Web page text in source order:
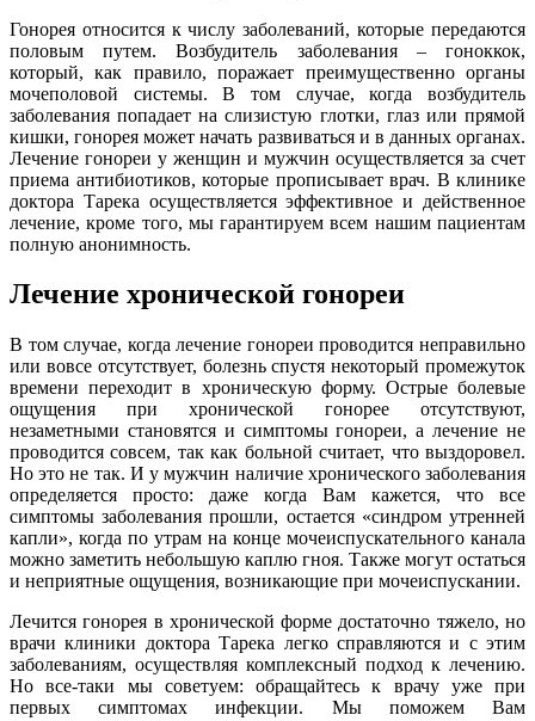
Гонорея относится к числу заболеваний, которые передаются
половым путем. Возбудитель заболевания – гоноккок,
который, как правило, поражает преимущественно органы
мочеполовой системы. В том случае, когда возбудитель
заболевания попадает на слизистую глотки, глаз или прямой
кишки, гонорея может начать развиваться и в данных органах.
Лечение гонореи у женщин и мужчин осуществляется за счет
приема антибиотиков, которые прописывает врач. В клинике
доктора Тарека осуществляется эффективное и действенное
лечение, кроме того, мы гарантируем всем нашим пациентам
полную анонимность.
Лечение хронической гонореи
В том случае, когда лечение гонореи проводится неправильно
или вовсе отсутствует, болезнь спустя некоторый промежуток
времени переходит в хроническую форму. Острые болевые
ощущения при хронической гонорее отсутствуют,
незаметными становятся и симптомы гонореи, а лечение не
проводится совсем, так как больной считает, что выздоровел.
Но это не так. И у мужчин наличие хронического заболевания
определяется просто: даже когда Вам кажется, что все
симптомы заболевания прошли, остается «синдром утренней
капли», когда по утрам на конце мочеиспускательного канала
можно заметить небольшую каплю гноя. Также могут остаться
и неприятные ощущения, возникающие при мочеиспускании.
Лечится гонорея в хронической форме достаточно тяжело, но
врачи клиники доктора Тарека легко справляются и с этим
заболеваниям, осуществляя комплексный подход к лечению.
Но все-таки мы советуем: обращайтесь к врачу уже при
первых симптомах инфекции. Мы поможем Вам